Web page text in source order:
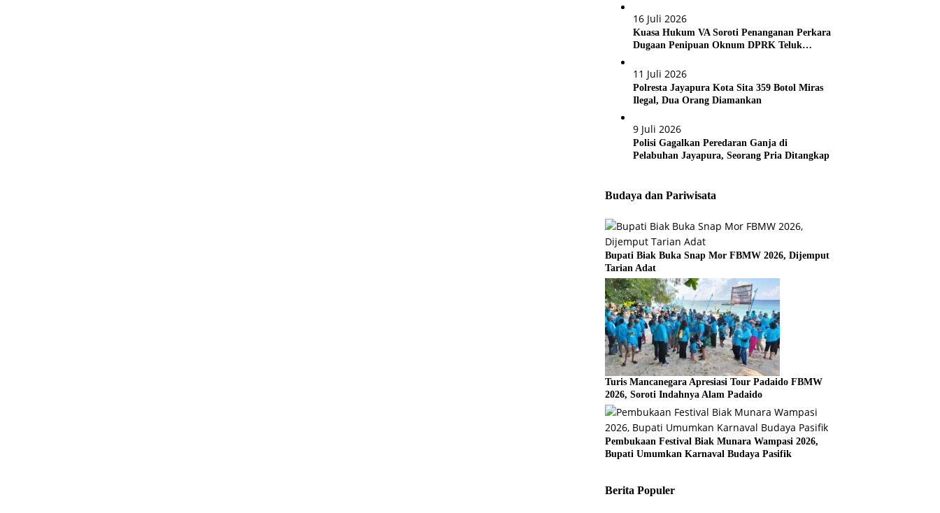
16 Juli 2026
Kuasa Hukum VA Soroti Penanganan Perkara
Dugaan Penipuan Oknum DPRK Teluk
11 Juli 2026
Polresta Jayapura Kota Sita 359 Botol Miras
Ilegal, Dua Orang Diamankan
9 Juli 2026
Polisi Gagalkan Peredaran Ganja di
Pelabuhan Jayapura, Seorang Pria Ditangkap
Budaya dan Pariwisata
Bupati Biak Buka Snap Mor FBMW 2026, Dijemput
Tarian Adat
Turis Mancanegara Apresiasi Tour Padaido FBMW
2026, Soroti Indahnya Alam Padaido
Pembukaan Festival Biak Munara Wampasi 2026,
Bupati Umumkan Karnaval Budaya Pasifik
Berita Populer